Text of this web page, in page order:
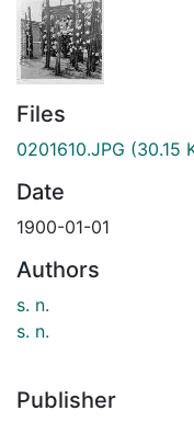
Files
0201610.JPG (30.15
Date
1900-01-01
Authors
s. n.
s. n.
Publisher